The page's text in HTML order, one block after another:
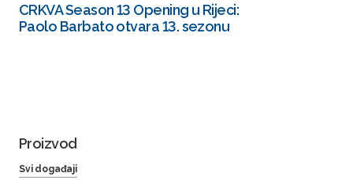
CRKVA Season 13 Opening u Rijeci:
Paolo Barbato otvara 13. sezonu
Proizvod
Svi događaji